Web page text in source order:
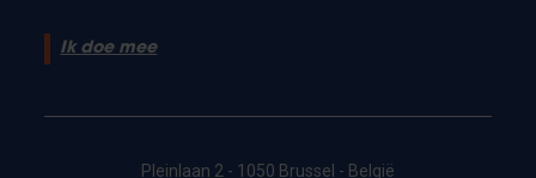
Ik doe mee
Pleinlaan 2 - 1050 Brussel - België